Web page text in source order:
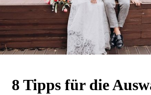
8 Tipps für die